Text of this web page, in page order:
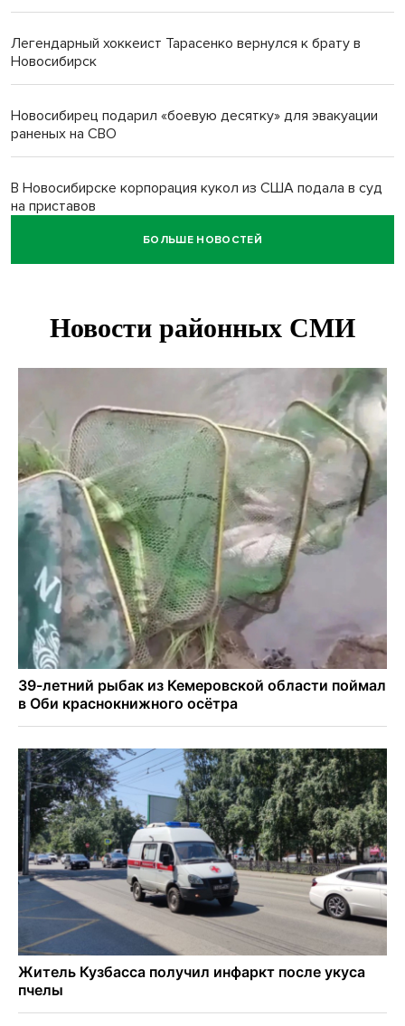
Легендарный хоккеист Тарасенко вернулся к брату в
Новосибирск
Новосибирец подарил «боевую десятку» для эвакуации
раненых на СВО
В Новосибирске корпорация кукол из США подала в суд
на приставов
БОЛЬШЕ НОВОСТЕЙ